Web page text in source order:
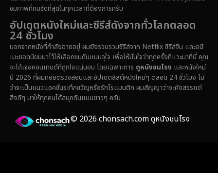
Family ครอบครัว
Fantasy จินตนาการ (336)
Fiction (14)
Gothic
ชมภาพที่คมชัดที่สุดในทุกเวลาที่ต้องการครับ
อัปเดตหนังใหม่และซีรีส์ดังจากทั่วโลกตลอด
24 ชั่วโมง
นอกจากหนังที่กำลังฉายอยู่ ผมยังรวบรวมซีรีส์จาก Netflix ซีรีส์จีน และอนิ
เมะยอดนิยมมาไว้ให้เลือกชมกันแบบจุใจ เพื่อให้มั่นใจว่าทุกครั้งที่แวะมาที่นี่ คุณ
จะได้เจอคอนเทนต์ที่ถูกใจแน่นอน โดยเฉพาะการ ดูหนังชนโรง และหนังใหม่
ปี 2026 ที่ผมคอยตรวจสอบและอัปเดตลิสต์หนังใหม่ๆ ตลอด 24 ชั่วโมง ไม่
ว่าจะเป็นแนวแอคชั่นระทึกขวัญหรือรักโรแมนติก ผมสัญญาว่าจะคัดสรรแต่
สิ่งดีๆ มาให้ทุกคนได้สนุกกันแบบยาวๆ ครับ
© 2026 chonsach.com ดูหนังชนโรง